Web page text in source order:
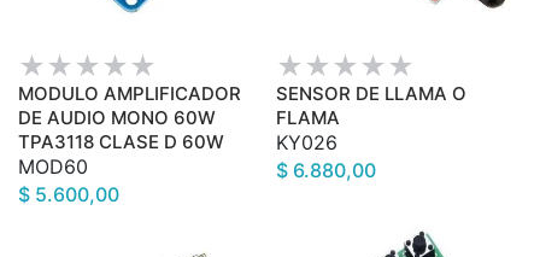
MODULO AMPLIFICADOR
DE AUDIO MONO 60W
TPA3118 CLASE D 60W
MOD60
$ 5.600,00
SENSOR DE LLAMA O
FLAMA
KY026
$ 6.880,00